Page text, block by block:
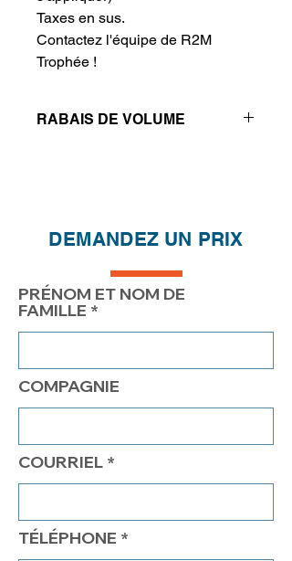
Taxes en sus.
Contactez l'équipe de R2M
Trophée !
RABAIS DE VOLUME
PRIX 158.00$ 108.00$ 83.00$
DEMANDEZ UN PRIX
PRÉNOM ET NOM DE
FAMILLE
COMPAGNIE
COURRIEL
TÉLÉPHONE